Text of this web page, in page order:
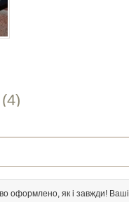
4)
оформлено, як і завжди! Ваші